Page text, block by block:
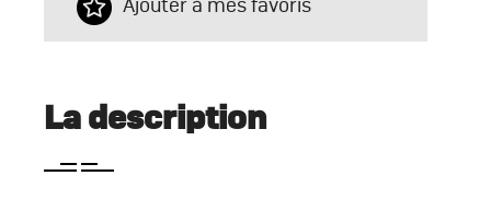
Ajouter à mes favoris
La description